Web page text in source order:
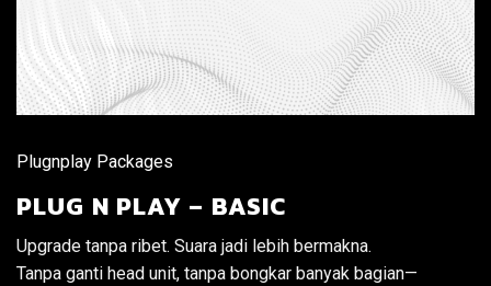
Plugnplay Packages
PLUG N PLAY – BASIC
Upgrade tanpa ribet. Suara jadi lebih bermakna.
Tanpa ganti head unit, tanpa bongkar banyak bagian—